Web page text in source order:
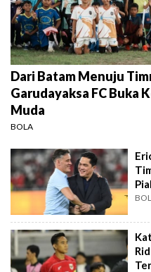
Dari Batam Menuju
Garudayaksa FC Buka
Muda
BOLA